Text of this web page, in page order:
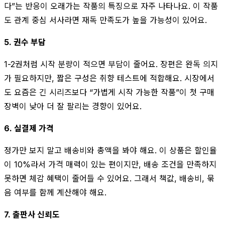
다”는 반응이 오래가는 작품의 특징으로 자주 나타나요. 이 작품
도 관계 중심 서사라면 재독 만족도가 높을 가능성이 있어요.
5. 권수 부담
1-2권처럼 시작 분량이 적으면 부담이 줄어요. 장편은 완독 의지
가 필요하지만, 짧은 구성은 취향 테스트에 적합해요. 시장에서
도 요즘은 긴 시리즈보다 “가볍게 시작 가능한 작품”이 첫 구매
장벽이 낮아 더 잘 팔리는 경향이 있어요.
6. 실결제 가격
정가만 보지 말고 배송비와 총액을 봐야 해요. 이 상품은 할인율
이 10%라서 가격 매력이 있는 편이지만, 배송 조건을 만족하지
못하면 체감 혜택이 줄어들 수 있어요. 그래서 책값, 배송비, 묶
음 여부를 함께 계산해야 해요.
7. 출판사 신뢰도